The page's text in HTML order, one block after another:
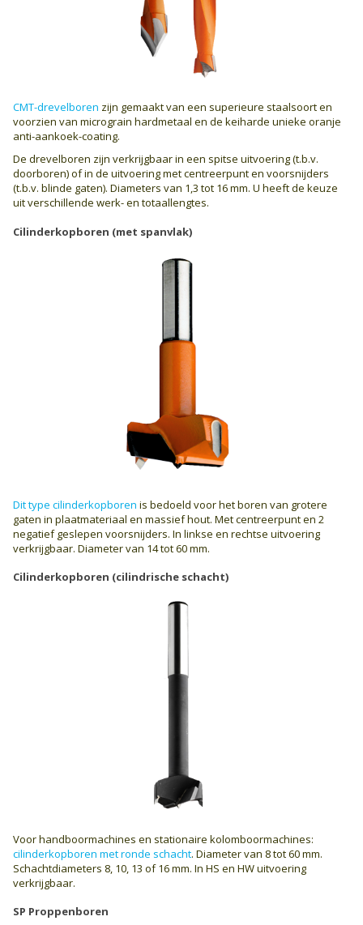
CMT-drevelboren zijn gemaakt van een superieure staalsoort en
voorzien van micrograin hardmetaal en de keiharde unieke oranje
anti-aankoek-coating.
De drevelboren zijn verkrijgbaar in een spitse uitvoering (t.b.v.
doorboren) of in de uitvoering met centreerpunt en voorsnijders
(t.b.v. blinde gaten). Diameters van 1,3 tot 16 mm. U heeft de keuze
uit verschillende werk- en totaallengtes.
Cilinderkopboren (met spanvlak)
Dit type cilinderkopboren is bedoeld voor het boren van grotere
gaten in plaatmateriaal en massief hout. Met centreerpunt en 2
negatief geslepen voorsnijders. In linkse en rechtse uitvoering
verkrijgbaar. Diameter van 14 tot 60 mm.
Cilinderkopboren (cilindrische schacht)
Voor handboormachines en stationaire kolomboormachines:
cilinderkopboren met ronde schacht. Diameter van 8 tot 60 mm.
Schachtdiameters 8, 10, 13 of 16 mm. In HS en HW uitvoering
verkrijgbaar.
SP Proppenboren